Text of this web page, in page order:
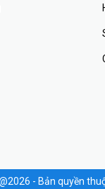
- Bản quyền